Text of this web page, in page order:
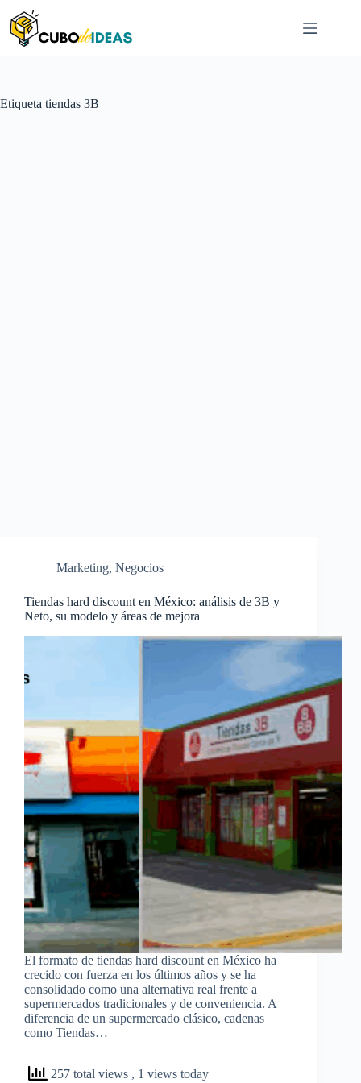
contenido
Etiqueta tiendas 3B
Marketing, Negocios
Tiendas hard discount en México: análisis de 3B y
Neto, su modelo y áreas de mejora
El formato de tiendas hard discount en México ha
crecido con fuerza en los últimos años y se ha
consolidado como una alternativa real frente a
supermercados tradicionales y de conveniencia. A
diferencia de un supermercado clásico, cadenas
como Tiendas…
257 total views , 1 views today